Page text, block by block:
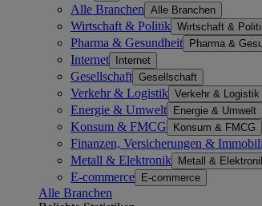
Alle Branchen Alle Branchen
Wirtschaft & Politik Wirtschaft &
Pharma & Gesundheit Pharma &
Internet Internet
Gesellschaft Gesellschaft
Verkehr & Logistik Verkehr & Logistik
Energie & Umwelt Energie & Umwelt
Konsum & FMCG Konsum & FMCG
Finanzen, Versicherungen &
Metall & Elektronik Metall &
E-commerce E-commerce
Alle Branchen